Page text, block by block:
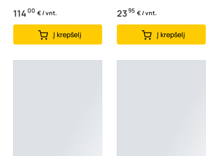
11400 € / vnt.
Į krepšelį
2395 € / vnt.
Į krepšelį